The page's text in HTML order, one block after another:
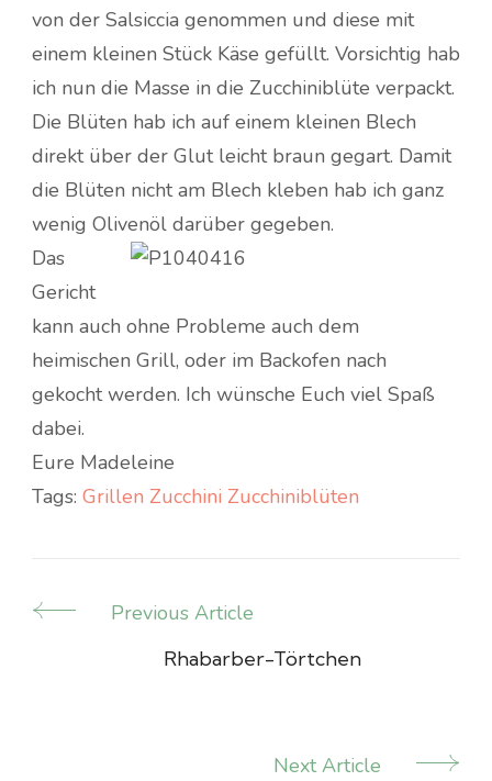
von der Salsiccia genommen und diese mit
einem kleinen Stück Käse gefüllt. Vorsichtig hab
ich nun die Masse in die Zucchiniblüte verpackt.
Die Blüten hab ich auf einem kleinen Blech
direkt über der Glut leicht braun gegart. Damit
die Blüten nicht am Blech kleben hab ich ganz
wenig Olivenöl darüber gegeben.
Das
Gericht
kann auch ohne Probleme auch dem
heimischen Grill, oder im Backofen nach
gekocht werden. Ich wünsche Euch viel Spaß
dabei.
Eure Madeleine
Tags: Grillen Zucchini Zucchiniblüten
Post
Navigation
Previous Article
Rhabarber-Törtchen
Next Article